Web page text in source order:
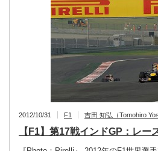
2012/10/31 F1 吉田 知弘（Tomohiro
【F1】第17戦インドGP：レー